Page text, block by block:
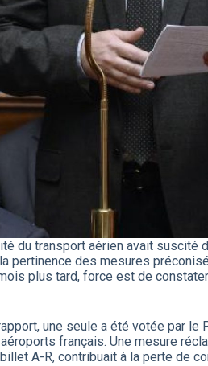
du transport aérien avait
pertinence des mesures
plus tard, force est de
une seule a été votée par le
français. Une mesure
A-R, contribuait à la perte de